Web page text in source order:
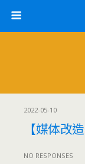
2022-05-10
【媒体改
NO RESPONSES